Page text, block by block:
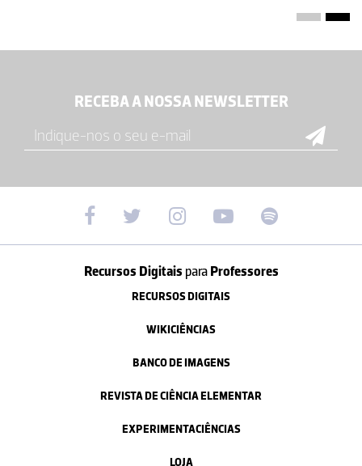
RECEBA A NOSSA NEWSLETTER
Recursos Digitais paraProfessores
RECURSOS DIGITAIS
WIKICIÊNCIAS
BANCO DE IMAGENS
REVISTA DE CIÊNCIA ELEMENTAR
EXPERIMENTACIÊNCIAS
LOJA